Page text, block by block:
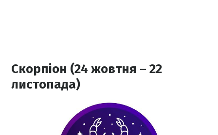
Скорпіон (24 жовтня – 22
листопада)